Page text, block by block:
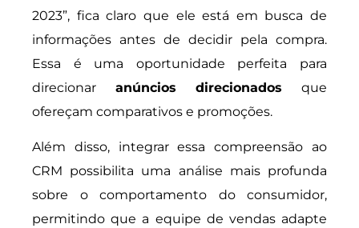
2023”, fica claro que ele está em busca de
informações antes de decidir pela compra.
Essa é uma oportunidade perfeita para
direcionar anúncios direcionados que
ofereçam comparativos e promoções.
Além disso, integrar essa compreensão ao
CRM possibilita uma análise mais profunda
sobre o comportamento do consumidor,
permitindo que a equipe de vendas adapte